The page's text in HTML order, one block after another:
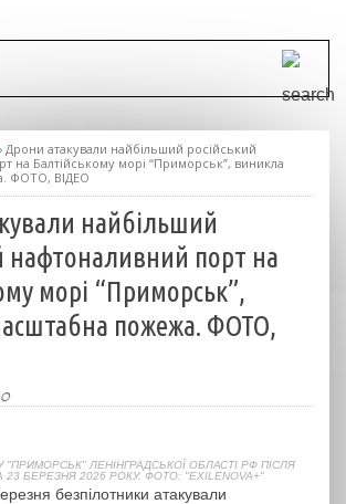
› Дрони атакували найбільший російський
на Балтійському морі “Приморськ”, виникла
ФОТО, ВІДЕО
найбільший
нафтоналивний порт на
морі “Приморськ”,
пожежа. ФОТО,
ЛЕНІНГРАДСЬКОЇ ОБЛАСТІ РФ ПІСЛЯ
23 БЕРЕЗНЯ 2026 РОКУ. ФОТО: "EXILENOVA+"
безпілотники атакували